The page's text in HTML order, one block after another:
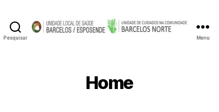
Pesquisar
Comunidade
Menu
Home